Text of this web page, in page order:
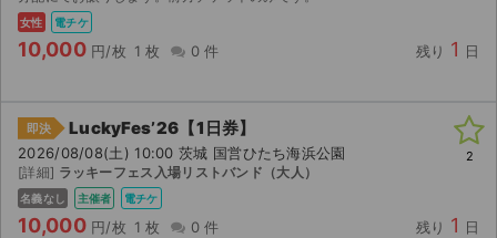
女性 電チケ
10,000 円/枚 1 枚 0 件 残り 1 日
即決 LuckyFes’26【1日券】
2026/08/08(土) 10:00 茨城 国営ひたち海浜公園
[詳細] ラッキーフェス入場リストバンド（大人）
名義なし 主催者 電チケ
10,000 円/枚 1 枚 0 件 残り 1 日
2